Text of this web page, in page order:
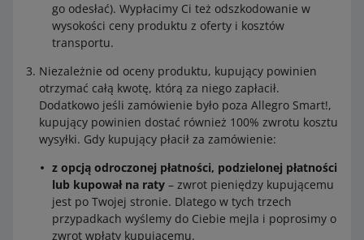
go odesłać). Wypłacimy Ci też odszkodowanie w
wysokości ceny produktu z oferty i kosztów
transportu.
Niezależnie od oceny produktu, kupujący powinien
otrzymać całą kwotę, którą za niego zapłacił.
Dodatkowo jeśli zamówienie było poza Allegro Smart!,
kupujący powinien dostać również 100% zwrotu kosztu
wysyłki. Gdy kupujący płacił za zamówienie:
z opcją odroczonej płatności, podzielonej płatności
lub kupował na raty – zwrot pieniędzy kupującemu
jest po Twojej stronie. Dlatego w tych trzech
przypadkach wyślemy do Ciebie mejla i poprosimy o
zwrot wpłaty kupującemu.